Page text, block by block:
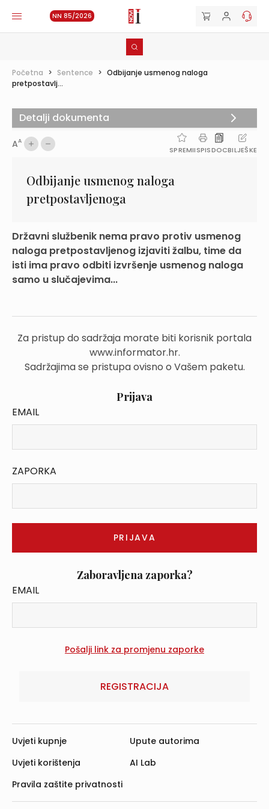
NN 85/2026
Početna > Sentence > Odbijanje usmenog naloga
pretpostavlj...
AA
SPREMIISPISDOCBILJEŠKE
Odbijanje usmenog naloga
pretpostavljenoga
Državni službenik nema pravo protiv usmenog
naloga pretpostavljenog izjaviti žalbu, time da
isti ima pravo odbiti izvršenje usmenog naloga
samo u slučajevima...
Za pristup do sadržaja morate biti korisnik portala
www.informator.hr.
Sadržajima se pristupa ovisno o Vašem paketu.
Prijava
EMAIL
ZAPORKA
Zaboravljena zaporka?
EMAIL
REGISTRACIJA
Detalji dokumenta
Uvjeti kupnje
Uvjeti korištenja
Pravila zaštite privatnosti
Upute autorima
AI Lab